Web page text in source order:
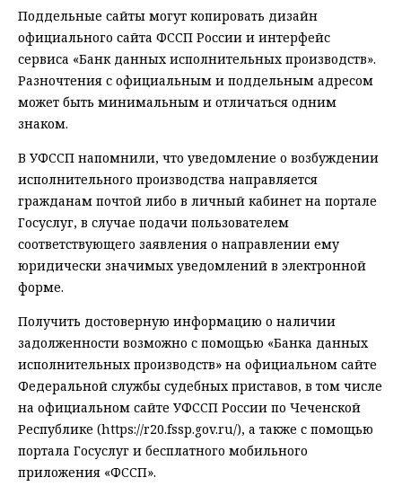
Поддельные сайты могут копировать дизайн
официального сайта ФССП России и интерфейс
сервиса «Банк данных исполнительных производств».
Разночтения с официальным и поддельным адресом
может быть минимальным и отличаться одним
знаком.
В УФССП напомнили, что уведомление о возбуждении
исполнительного производства направляется
гражданам почтой либо в личный кабинет на портале
Госуслуг, в случае подачи пользователем
соответствующего заявления о направлении ему
юридически значимых уведомлений в электронной
форме.
Получить достоверную информацию о наличии
задолженности возможно с помощью «Банка данных
исполнительных производств» на официальном сайте
Федеральной службы судебных приставов, в том числе
на официальном сайте УФССП России по Чеченской
Республике (https://r20.fssp.gov.ru/), а также с помощью
портала Госуслуг и бесплатного мобильного
приложения «ФССП».